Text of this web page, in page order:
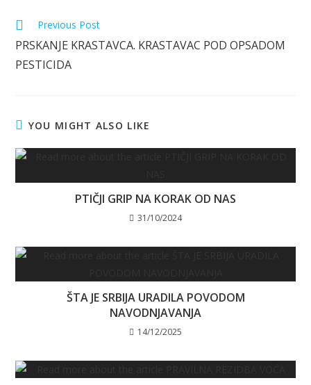
Read
articles
Previous Post
PRSKANJE KRASTAVCA. KRASTAVAC POD OPSADOM
PESTICIDA
YOU MIGHT ALSO LIKE
PTIČJI GRIP NA KORAK OD NAS
31/10/2024
ŠTA JE SRBIJA URADILA POVODOM
NAVODNJAVANJA
14/12/2025